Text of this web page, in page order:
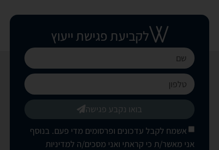
לקביעת פגישת ייעוץ
אשמח לקבל עדכונים ופרסומים מדי פעם. בנוסף
אני מאשר/ת כי קראתי ואני מסכים/ה למדיניות
בואו נקבע פגישה